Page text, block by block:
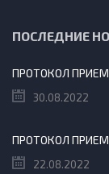
ПОСЛЕДНИЕ
ПРОТОКОЛ
30.08.2022
ПРОТОКОЛ
22.08.2022